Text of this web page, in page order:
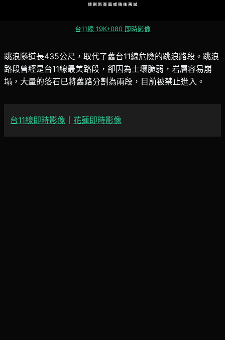
台11線 19K+080 即時影像
跳浪隧道長435公尺，取代了舊台11線危險的跳浪路段。跳浪
路段曾經是台11線最美路段，卻因為土壤脆弱，岩層容易崩
塌，大量的落石已將舊路分割為兩段，目前被禁止進入。
台11線即時影像 花蓮即時影像